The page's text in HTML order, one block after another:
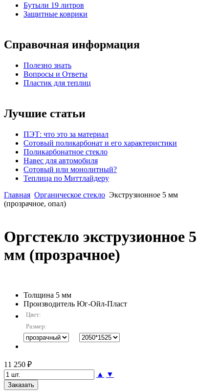
Бутыли 19 литров
Защитные коврики
Справочная информация
Полезно знать
Вопросы и Ответы
Пластик для теплиц
Лучшие статьи
ПЭТ: что это за материал
Сотовый поликарбонат и его характеристики
Поликарбонатное стекло
Навес для автомобиля
Сотовый или монолитный?
Теплица по Миттлайдеру
Главная Органическое стекло Экструзионное 5 мм
(прозрачное, опал)
Оргстекло экструзионное 5
мм (прозрачное)
Толщина 5 мм
Производитель Юг-Ойл-Пласт
Цвет:
Размер:
11 250 ₽
▲
▼